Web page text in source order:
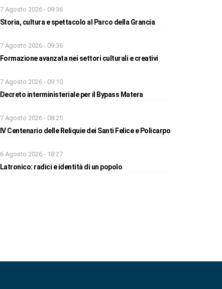
7 Agosto 2026 - 09:36
Storia, cultura e spettacolo al Parco della Grancia
7 Agosto 2026 - 09:36
Formazione avanzata nei settori culturali e creativi
7 Agosto 2026 - 09:10
Decreto interministeriale per il Bypass Matera
7 Agosto 2026 - 08:25
IV Centenario delle Reliquie dei Santi Felice e Policarpo
6 Agosto 2026 - 18:27
Latronico: radici e identità di un popolo